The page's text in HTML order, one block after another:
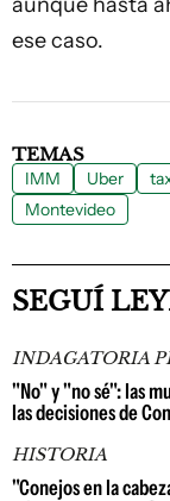
ese caso.
TEMAS
IMM Uber
Montevideo
SEGUÍ
INDAGATORIA
"No" y "no sé": las
las decisiones de
HISTORIA
"Conejos en la